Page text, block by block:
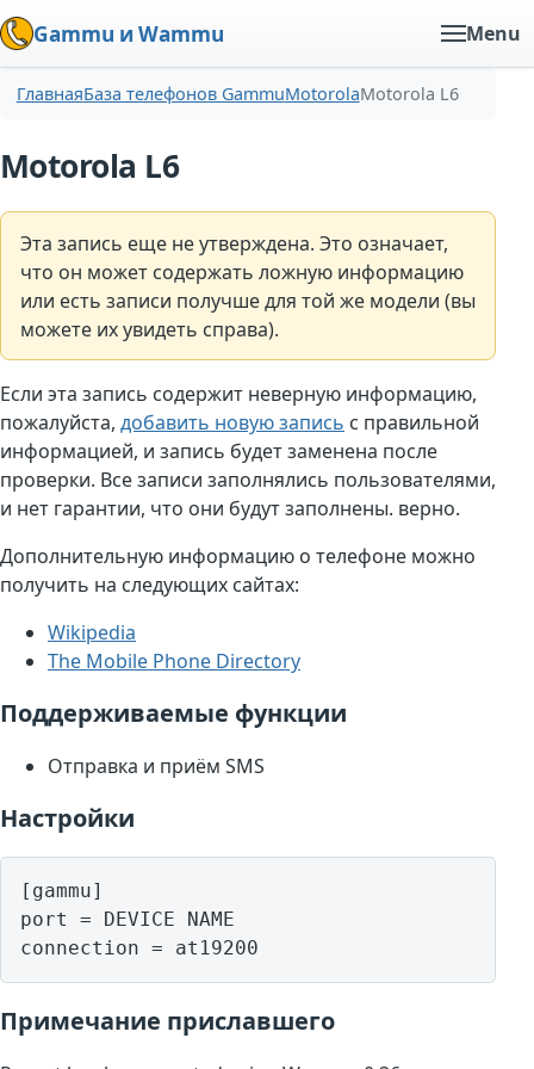
Gammu и Wammu Menu
ГлавнаяБаза телефонов GammuMotorolaMotorola L6
Motorola L6
Эта запись еще не утверждена. Это означает,
что он может содержать ложную информацию
или есть записи получше для той же модели (вы
можете их увидеть справа).
Если эта запись содержит неверную информацию,
пожалуйста, добавить новую запись с правильной
информацией, и запись будет заменена после
проверки. Все записи заполнялись пользователями,
и нет гарантии, что они будут заполнены. верно.
Дополнительную информацию о телефоне можно
получить на следующих сайтах:
Wikipedia
The Mobile Phone Directory
Поддерживаемые функции
Отправка и приём SMS
Настройки
[gammu]
port = DEVICE NAME
Примечание приславшего